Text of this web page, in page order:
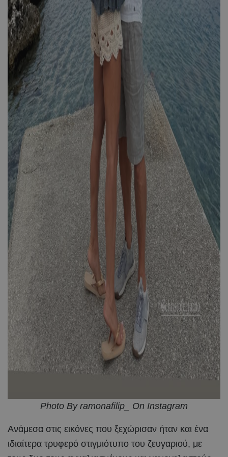
Photo By ramonafilip_ On Instagram
Ανάμεσα στις εικόνες που ξεχώρισαν ήταν και ένα
ιδιαίτερα τρυφερό στιγμιότυπο του ζευγαριού, με